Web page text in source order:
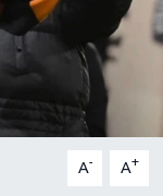
A- A+